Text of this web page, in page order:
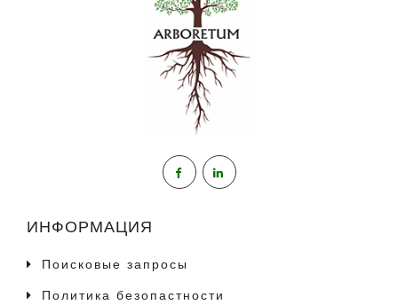
ИНФОРМАЦИЯ
Поисковые запросы
Политика безопастности